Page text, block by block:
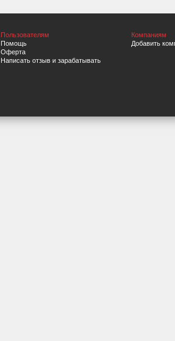
Пользователям
Помощь
Оферта
Написать отзыв и зарабатывать
Компаниям
Добавить